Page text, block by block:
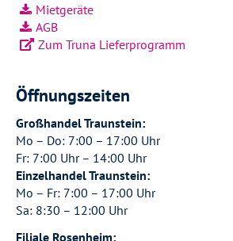
Mietgeräte
AGB
Zum Truna Lieferprogramm
Öffnungszeiten
Großhandel Traunstein:
Mo – Do: 7:00 – 17:00 Uhr
Fr: 7:00 Uhr – 14:00 Uhr
Einzelhandel Traunstein:
Mo – Fr: 7:00 – 17:00 Uhr
Sa: 8:30 – 12:00 Uhr
Filiale Rosenheim: